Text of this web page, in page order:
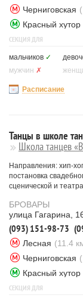
Черниговская
Красный хутор
СЕКЦИЯ ДЛЯ
мальчиков ✓
мужчин ✗
Расписание
Танцы в школе
Школа танцев
Направления: хип-
постановка
сценической и
БРОВАРЫ
улица Гагарина,
(093) 151-98-73
Лесная (11.4
Черниговская
Красный хутор
СЕКЦИЯ ДЛЯ